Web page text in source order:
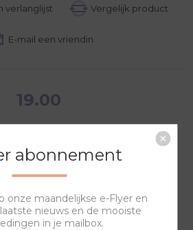
19.00
abonnement
onze maandelijkse e-Flyer en
nieuws en de mooiste
in je mailbox.